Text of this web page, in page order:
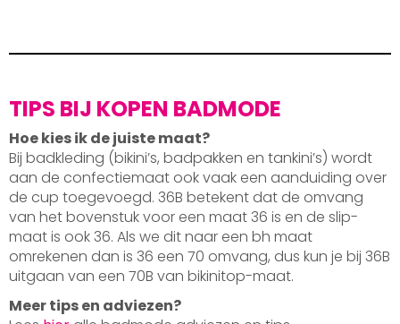
TIPS BIJ KOPEN BADMODE
Hoe kies ik de juiste maat?
Bij badkleding (bikini’s, badpakken en tankini’s) wordt
aan de confectiemaat ook vaak een aanduiding over
de cup toegevoegd. 36B betekent dat de omvang
van het bovenstuk voor een maat 36 is en de slip-
maat is ook 36. Als we dit naar een bh maat
omrekenen dan is 36 een 70 omvang, dus kun je bij 36B
uitgaan van een 70B van bikinitop-maat.
Meer tips en adviezen?